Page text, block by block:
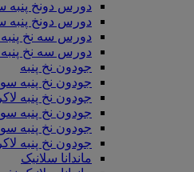
دورس دونخ پنبه سوپر لاکرا
دورس دونخ پنبه سوپر لاکرا
دورس سه نخ
دورس سه نخ
جودون نخ پنبه
جودون نخ پنبه سوپر
جودون نخ پنبه لاکرا
جودون نخ پنبه سوپر
جودون نخ پنبه سوپر
جودون نخ پنبه
ماندانا سلانیک